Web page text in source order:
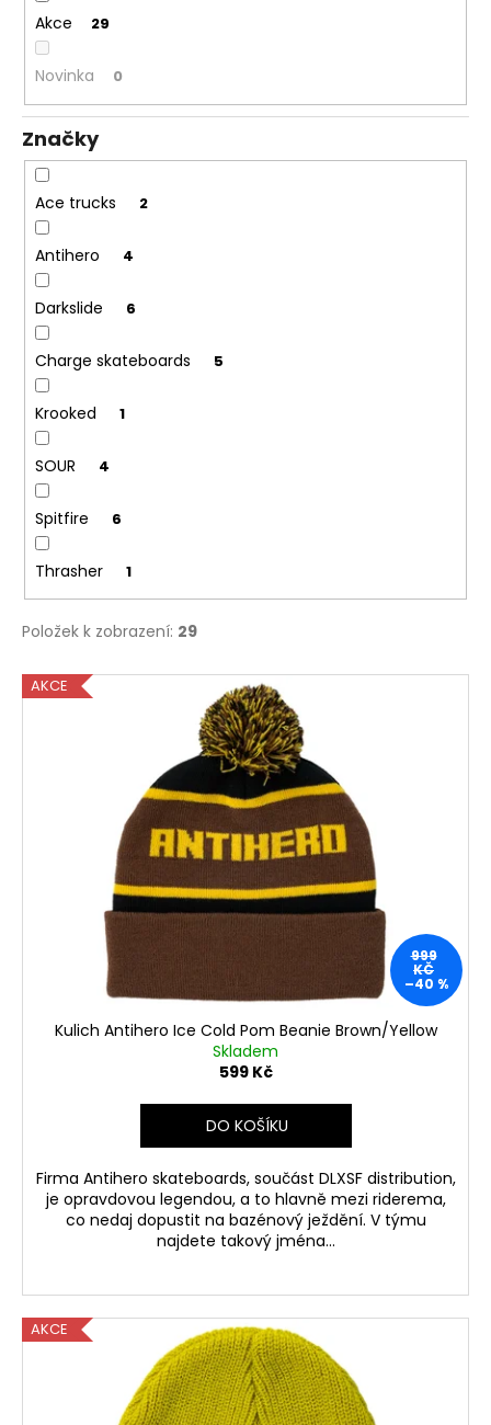
ůAkce 29
Novinka 0
Značky
Ace trucks 2
Antihero 4
Darkslide 6
Charge skateboards 5
Krooked 1
SOUR 4
Spitfire 6
Thrasher 1
Položek k zobrazení: 29
V
AKCE
999
KČ
–40 %
Kulich Antihero Ice Cold Pom Beanie Brown/Yellow
Skladem
599 Kč
DO KOŠÍKU
Firma Antihero skateboards, součást DLXSF distribution,
je opravdovou legendou, a to hlavně mezi riderema,
co nedaj dopustit na bazénový ježdění. V týmu
najdete takový jména...
AKCE
a
t
?